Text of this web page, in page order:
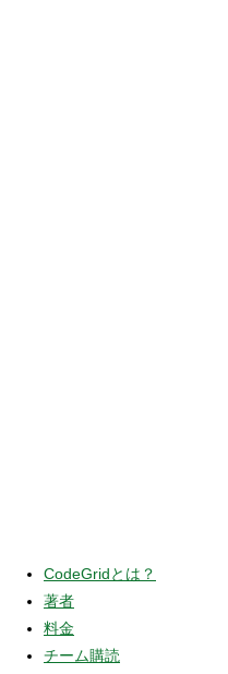
CodeGridとは？
著者
料金
チーム購読